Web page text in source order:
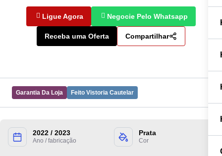
Garantia Da Loja Feito Vistoria Cautelar
2022 / 2023
Ano / fabricação
Prata
Cor
Ligue Agora Negocie Pelo Whatsapp
Receba uma Oferta Compartilhar
Preencha suas informações para entrarmos
em contato.